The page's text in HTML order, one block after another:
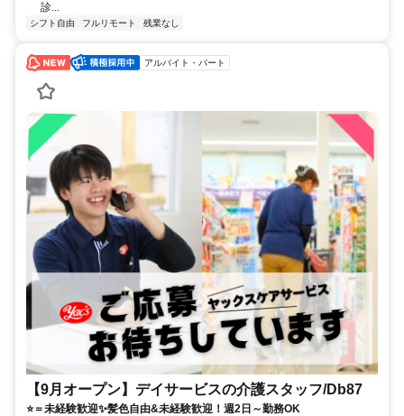
診...
シフト自由 フルリモート 残業なし
アルバイト・パート
【9月オープン】デイサービスの介護スタッフ/Db87
⭐＝未経験歓迎✨髪色自由&未経験歓迎！週2日～勤務OK